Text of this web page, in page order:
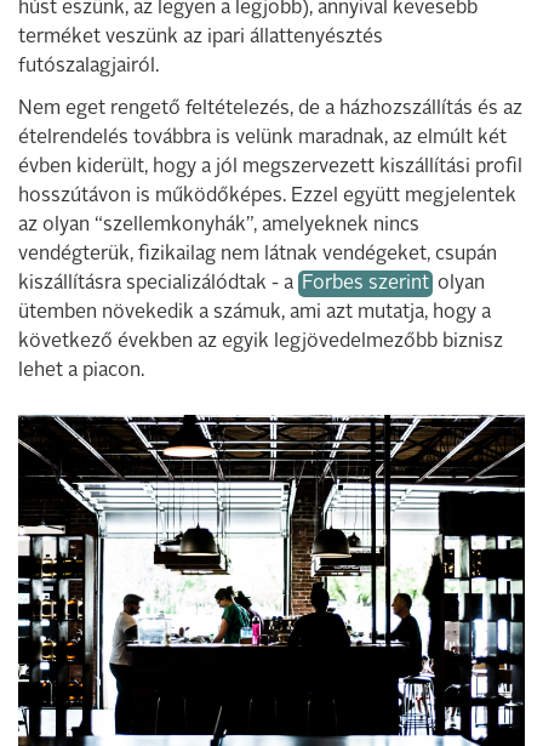
húst eszünk, az legyen a legjobb), annyival kevesebb
terméket veszünk az ipari állattenyésztés
futószalagjairól.
Nem eget rengető feltételezés, de a házhozszállítás és az
ételrendelés továbbra is velünk maradnak, az elmúlt két
évben kiderült, hogy a jól megszervezett kiszállítási profil
hosszútávon is működőképes. Ezzel együtt megjelentek
az olyan “szellemkonyhák”, amelyeknek nincs
vendégterük, fizikailag nem látnak vendégeket, csupán
kiszállításra specializálódtak - a Forbes szerint olyan
ütemben növekedik a számuk, ami azt mutatja, hogy a
következő években az egyik legjövedelmezőbb biznisz
lehet a piacon.